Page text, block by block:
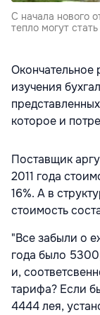
С начала нового
тепло могут
Окончательное
изучения
которое и
Поставщик
2011 года
16%. А в
стоимость
"Все забыли о
года было
и,
тарифа? Если
4444 лея,